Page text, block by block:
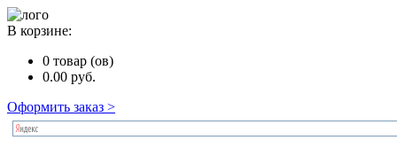
В корзине:
0 товар (ов)
0.00 руб.
Оформить заказ >